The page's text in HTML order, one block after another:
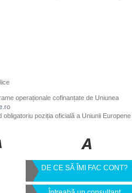
operaționale cofinanțate de Uniunea
poziția oficială a Uniunii Europene
DE CE SĂ ÎMI FAC CONT?